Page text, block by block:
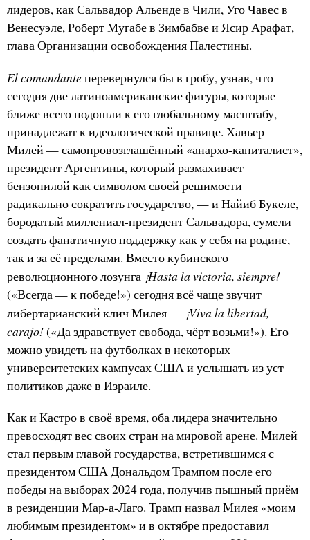
лидеров, как Сальвадор Альенде в Чили, Уго Чавес в
Венесуэле, Роберт Мугабе в Зимбабве и Ясир Арафат,
глава Организации освобождения Палестины.
El comandanteперевернулся бы в гробу, узнав, что
сегодня две латиноамериканские фигуры, которые
ближе всего подошли к его глобальному масштабу,
принадлежат к идеологической правице. Хавьер
Милей — самопровозглашённый «анархо-капиталист»,
президент Аргентины, который размахивает
бензопилой как символом своей решимости
радикально сократить государство, — и Найиб Букеле,
бородатый миллениал-президент Сальвадора, сумели
создать фанатичную поддержку как у себя на родине,
так и за её пределами. Вместо кубинского
революционного лозунга ¡Hasta la victoria, siempre!
(«Всегда — к победе!») сегодня всё чаще звучит
либертарианский клич Милея — ¡Viva la libertad,
carajo!(«Да здравствует свобода, чёрт возьми!»). Его
можно увидеть на футболках в некоторых
университетских кампусах США и услышать из уст
политиков даже в Израиле.
Как и Кастро в своё время, оба лидера значительно
превосходят вес своих стран на мировой арене. Милей
стал первым главой государства, встретившимся с
президентом США Дональдом Трампом после его
победы на выборах 2024 года, получив пышный приём
в резиденции Мар-а-Лаго. Трамп назвал Милея «моим
любимым президентом» и в октябре предоставил